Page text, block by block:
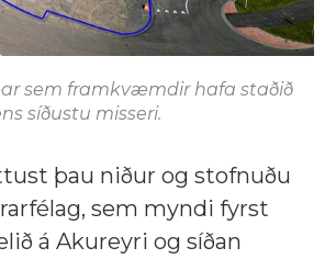
sem framkvæmdir hafa staðið
síðustu misseri.
þau niður og stofnuðu
sem myndi fyrst
á Akureyri og síðan